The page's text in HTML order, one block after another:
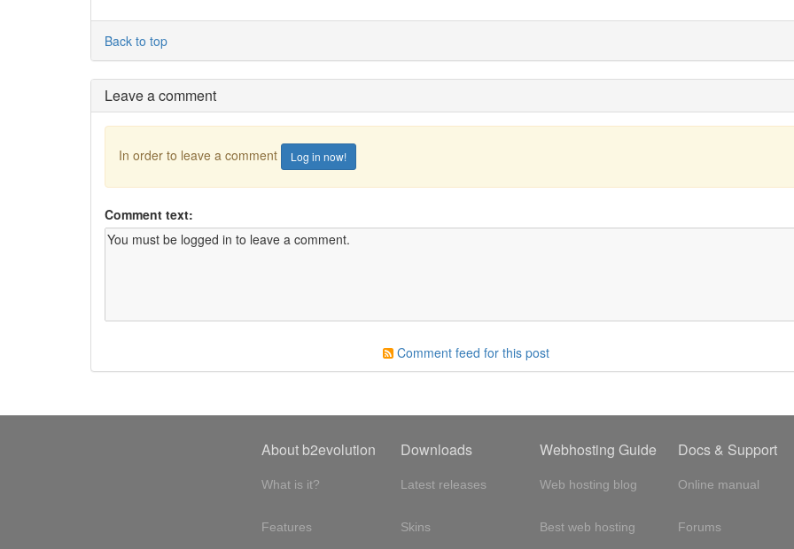
Back to top
Leave a comment
In order to leave a comment Log in now!
Comment text:
Comment feed for this post
About b2evolution
What is it?
Features
Downloads
Latest releases
Skins
Webhosting Guide
Web hosting blog
Best web hosting
Docs & Support
Online manual
Forums